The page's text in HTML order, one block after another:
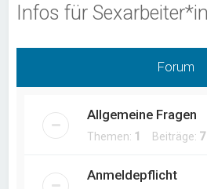
Infos für
Forum
Allgemeine Fragen
Themen: 1 Beiträge: 7
Anmeldepflicht